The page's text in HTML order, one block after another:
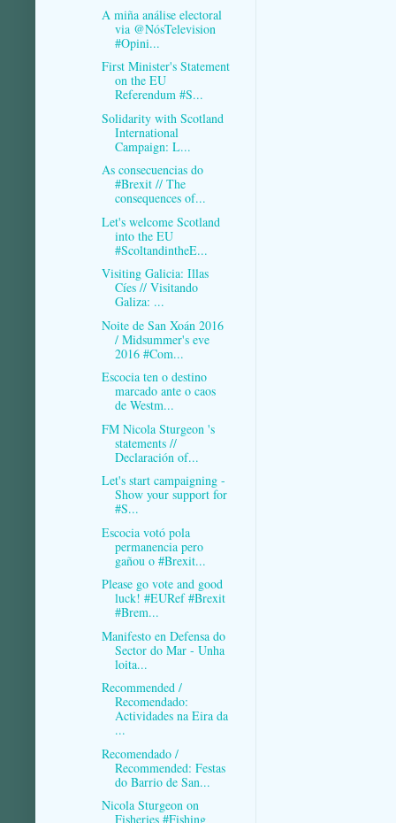
A miña análise electoral
via @NósTelevision
#Opini...
First Minister's Statement
on the EU
Referendum #S...
Solidarity with Scotland
International
Campaign: L...
As consecuencias do
#Brexit // The
consequences of...
Let's welcome Scotland
into the EU
#ScoltandintheE...
Visiting Galicia: Illas
Cíes // Visitando
Galiza: ...
Noite de San Xoán 2016
/ Midsummer's eve
2016 #Com...
Escocia ten o destino
marcado ante o caos
de Westm...
FM Nicola Sturgeon 's
statements //
Declaración of...
Let's start campaigning -
Show your support for
#S...
Escocia votó pola
permanencia pero
gañou o #Brexit...
Please go vote and good
luck! #EURef #Brexit
#Brem...
Manifesto en Defensa do
Sector do Mar - Unha
loita...
Recommended /
Recomendado:
Actividades na Eira da
...
Recomendado /
Recommended: Festas
do Barrio de San...
Nicola Sturgeon on
Fisheries #Fishing